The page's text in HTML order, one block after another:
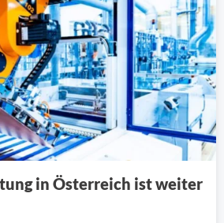
in Österreich ist weiter